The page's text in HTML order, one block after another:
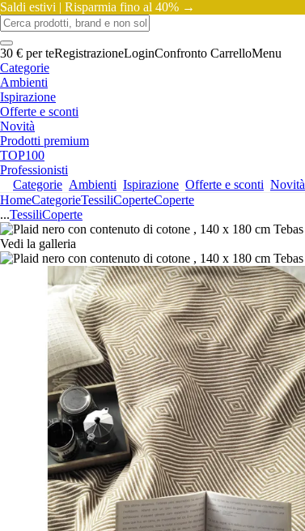
Saldi estivi | Risparmia fino al 40% →
30 € per teRegistrazioneLoginConfronto CarrelloMenu
Categorie
Ambienti
Ispirazione
Offerte e sconti
Novità
Prodotti premium
TOP100
Professionisti
Categorie Ambienti Ispirazione Offerte e sconti Novità
HomeCategorieTessiliCoperteCoperte
...TessiliCoperte
Vedi la galleria